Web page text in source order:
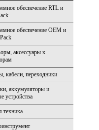
обеспечение RTL и
обеспечение OEM и
аксессуары к
кабели, переходники
аккумуляторы и
устройства
техника